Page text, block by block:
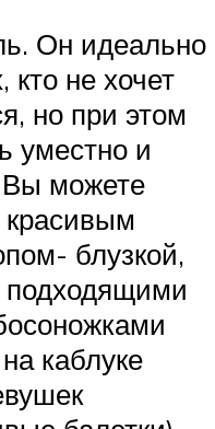
Он идеально
кто не хочет
но при этом
уместно и
Вы можете
блузкой,
подходящими
каблуке